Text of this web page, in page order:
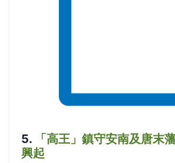
5.
「高王」鎮守安南及唐末
興起